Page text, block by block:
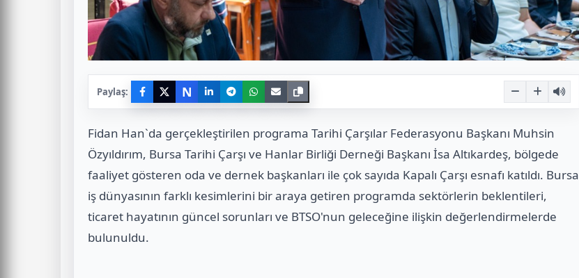
Paylaş: N
Fidan Han`da gerçekleştirilen programa Tarihi Çarşılar Federasyonu Başkanı Muhsin
Özyıldırım, Bursa Tarihi Çarşı ve Hanlar Birliği Derneği Başkanı İsa Altıkardeş, bölgede
faaliyet gösteren oda ve dernek başkanları ile çok sayıda Kapalı Çarşı esnafı katıldı. Bursa
iş dünyasının farklı kesimlerini bir araya getiren programda sektörlerin beklentileri,
ticaret hayatının güncel sorunları ve BTSO'nun geleceğine ilişkin değerlendirmelerde
bulunuldu.